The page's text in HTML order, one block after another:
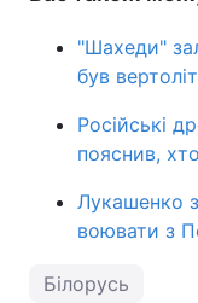
"Шахеди"
був
Російські
пояснив,
Лукашенко
воювати з
Білорусь